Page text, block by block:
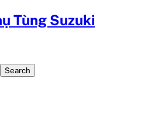
Search